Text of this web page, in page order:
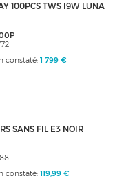
100PCS TWS I9W LUNA
constaté: 1 799 €
SANS FIL E3 NOIR
constaté: 119,99 €